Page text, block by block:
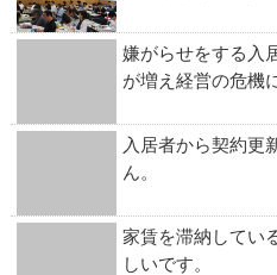
嫌がらせをする入
が増え経営の危機
入居者から契約更
ん。
家賃を滞納してい
しいです。